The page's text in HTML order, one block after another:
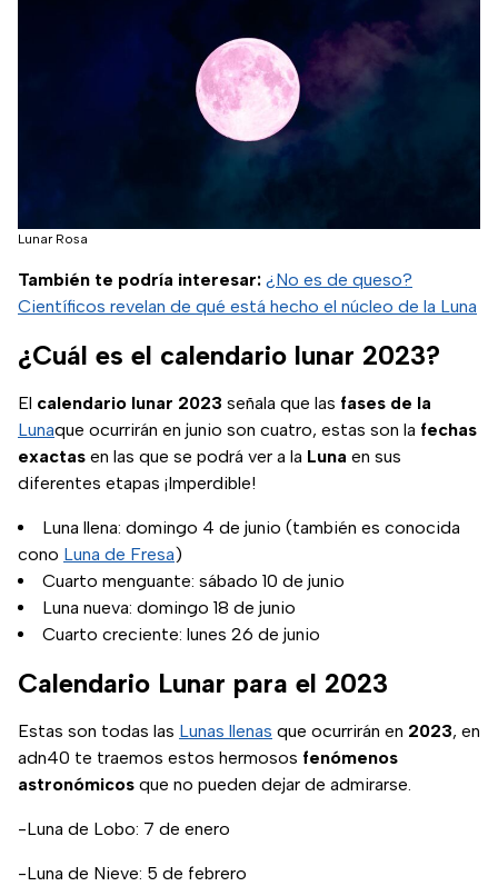
Lunar Rosa
También te podría interesar: ¿No es de queso?
Científicos revelan de qué está hecho el núcleo de la Luna
¿Cuál es el calendario lunar 2023?
El calendario lunar 2023 señala que las fases de la
Lunaque ocurrirán en junio son cuatro, estas son la fechas
exactas en las que se podrá ver a la Luna en sus
diferentes etapas ¡Imperdible!
Luna llena: domingo 4 de junio (también es conocida
cono Luna de Fresa)
Cuarto menguante: sábado 10 de junio
Luna nueva: domingo 18 de junio
Cuarto creciente: lunes 26 de junio
Calendario Lunar para el 2023
Estas son todas las Lunas llenas que ocurrirán en 2023, en
adn40 te traemos estos hermosos fenómenos
astronómicos que no pueden dejar de admirarse.
-Luna de Lobo: 7 de enero
-Luna de Nieve: 5 de febrero